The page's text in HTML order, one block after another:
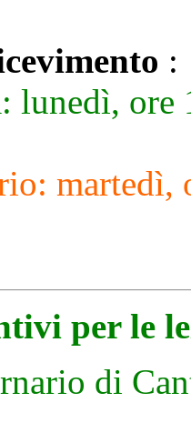
:
lunedì, ore
martedì,
per le
di